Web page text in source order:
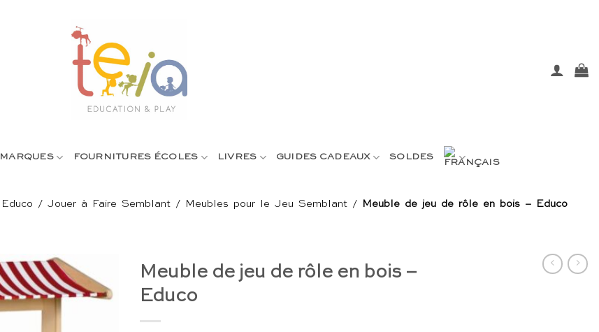
MARQUES FOURNITURES ÉCOLES LIVRES GUIDES CADEAUX SOLDES
Educo / Jouer à Faire Semblant / Meubles pour le Jeu Semblant / Meuble de jeu de rôle en bois – Educo
Meuble de jeu de rôle en bois –
Educo